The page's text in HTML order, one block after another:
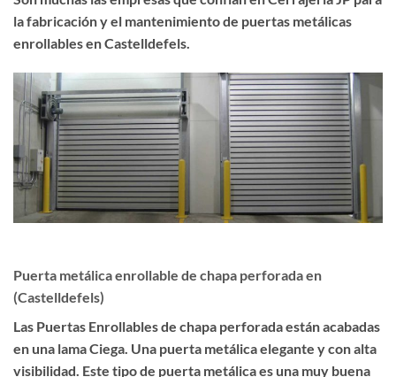
la fabricación y el mantenimiento de puertas metálicas
enrollables en Castelldefels.
Puerta metálica enrollable de chapa perforada en
(Castelldefels)
Las Puertas Enrollables de chapa perforadaestán acabadas
en una lama Ciega. Una puerta metálicaelegante y conalta
visibilidad. Este tipo de puerta metálica es una muy buena